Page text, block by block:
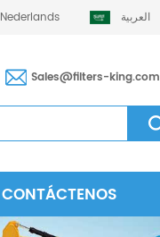
Nederlands العربية
Sales@filters-king.com
CONTÁCTENOS